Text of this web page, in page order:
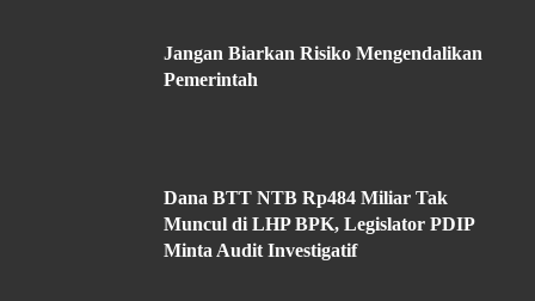
Jangan Biarkan Risiko Mengendalikan
Pemerintah
Dana BTT NTB Rp484 Miliar Tak
Muncul di LHP BPK, Legislator PDIP
Minta Audit Investigatif